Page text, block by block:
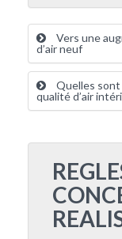
Vers une
d’air neuf
Quelles
qualité d’air